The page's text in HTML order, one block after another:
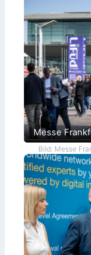
Messe
Bild: Messe